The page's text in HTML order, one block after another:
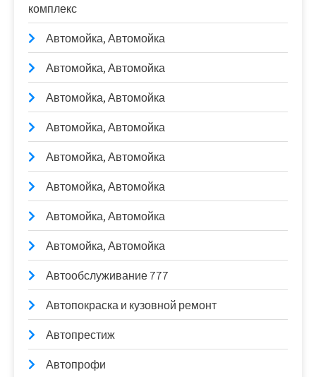
комплекс
Автомойка, Автомойка
Автомойка, Автомойка
Автомойка, Автомойка
Автомойка, Автомойка
Автомойка, Автомойка
Автомойка, Автомойка
Автомойка, Автомойка
Автомойка, Автомойка
Автообслуживание 777
Автопокраска и кузовной ремонт
Автопрестиж
Автопрофи